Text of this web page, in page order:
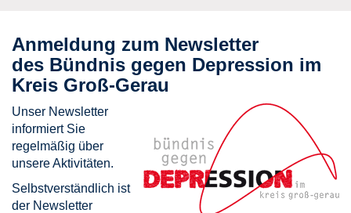
Anmeldung zum Newsletter
des Bündnis gegen Depression im
Kreis Groß-Gerau
Unser Newsletter
informiert Sie
regelmäßig über
unsere Aktivitäten.
Selbstverständlich ist
der Newsletter